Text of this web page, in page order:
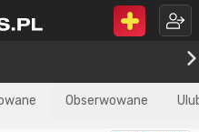
Obserwowane